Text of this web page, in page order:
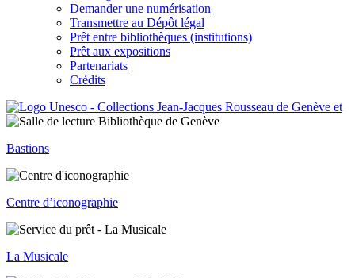
Demander une numérisation
Transmettre au Dépôt légal
Prêt entre bibliothèques (institutions)
Prêt aux expositions
Partenariats
Crédits
Bastions
Centre d’iconographie
La Musicale